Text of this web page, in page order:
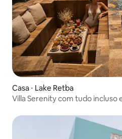
Casa ⋅ Lake Retba
Villa Serenity com tudo incluso